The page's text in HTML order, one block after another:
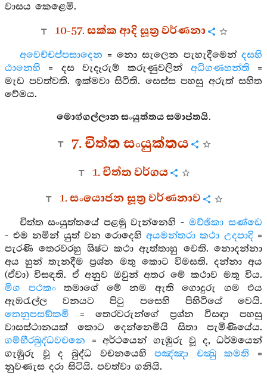
වාසය කෙළෙමි.
10-57. සක්ක ආදි සූත්‍ර වර්ණනා
අවෙච්චප්පසාදෙන = නො සැලෙන පැහැදීමෙන් දසහි
ඨානෙහි = දස වැදෑරුම් කරුණුවලින් අධිගණහන්ති =
මැඩ පවත්වති. ඉක්මවා සිටිති. සෙස්ස පහසු අරුත් සහිත
වේමය.
මොග්ගල්ලාන සංයුත්තය සමාප්තයි.
7. චිත්ත සංයුක්තය
1. චිත්ත වර්ගය
1. සංයොජන සූත්‍ර වර්ණනාව
චිත්ත සංයුත්තයේ පළමු වැන්නෙහි -මච්ඡිකා සණ්ඩෙ
- එම නමින් යුත් වන රොදෙහිඅයමන්තරා කථා උදපාදි=
පැරණි තෙරවරහු ශිෂ්ට කථා ඇත්තාහු වෙති. නොදන්නා
අය හුන් තැනදීම ප්‍රශ්න මතු කොට විමසති. දන්නා අය
(ඒවා) විසඳති. ඒ අනුව ඔවුන් අතර මේ කථාව මතු විය.
මිග පථකංතමාගේ මේ නම ඇති ගොදුරු ගම එය
ඇඹරැල්ල වනයට පිටු පසෙහි පිහිටියේ වෙයි.
තෙනුපසඞ්කමි = තෙරවරුන්ගේ ප්‍රශ්න විසඳා පහසු
වාසස්ථානයක් කොට දෙන්නෙමියි සිතා පැමිණියේය.
ගම්භීරබුද්ධවචනෙ = අර්ථයෙන් ගැඹුරු වූ ද, ධර්මයෙන්
ගැඹුරු වූ ද බුද්ධ වචනයෙහිපඤ්ඤා චක්‍ඛු කමති =
නුවණැස දරා සිටියි. පවත්වා ගනියි.